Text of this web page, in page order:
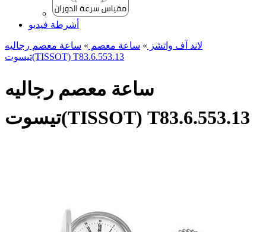
أشرطة فيديو
لاند آف واتشز » ساعة معصم » ساعة معصم رجالیه
تیسوت(TISSOT) T83.6.553.13
ساعة معصم رجالیه
تیسوت(TISSOT) T83.6.553.13